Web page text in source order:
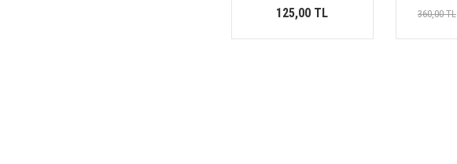
125,00 TL 360,00 TL